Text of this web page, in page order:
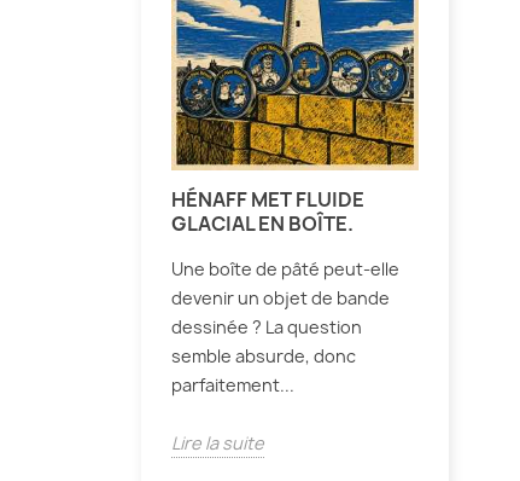
HÉNAFF MET FLUIDE
GLACIAL EN BOÎTE.
Une boîte de pâté peut-elle
devenir un objet de bande
dessinée ? La question
semble absurde, donc
parfaitement...
Lire la suite